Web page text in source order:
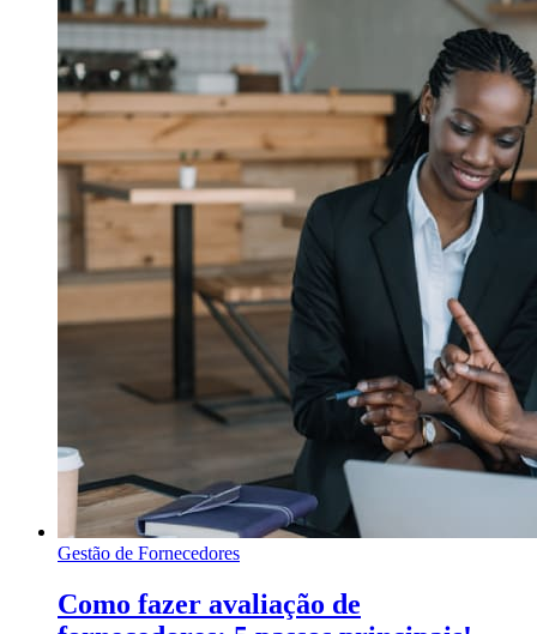
Gestão de Fornecedores
Como fazer avaliação de